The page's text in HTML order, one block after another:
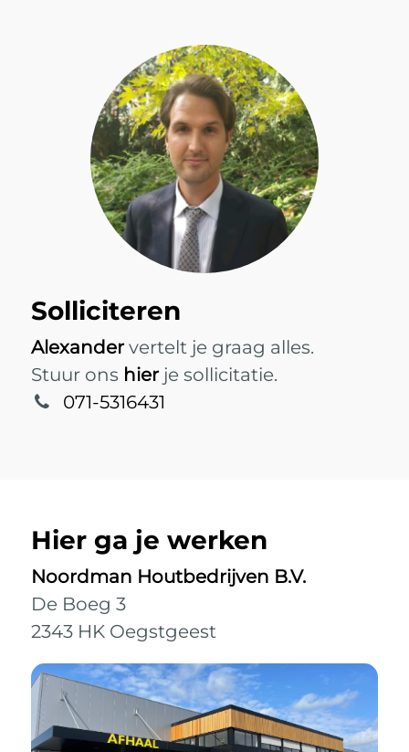
Solliciteren
Alexandervertelt je graag alles.
Stuur ons hier je sollicitatie.
071-5316431
Hier ga je werken
Noordman Houtbedrijven B.V.
De Boeg 3
2343 HK Oegstgeest